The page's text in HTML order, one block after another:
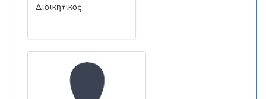
Διοικητικός